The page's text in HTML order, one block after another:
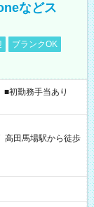
などス
ブランクOK
初勤務手当あり
高田馬場駅から徒歩